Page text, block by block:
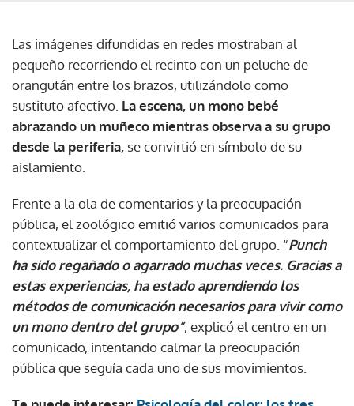
Las imágenes difundidas en redes mostraban al
pequeño recorriendo el recinto con un peluche de
orangután entre los brazos, utilizándolo como
sustituto afectivo. La escena, un mono bebé
abrazando un muñeco mientras observa a su grupo
desde la periferia, se convirtió en símbolo de su
aislamiento.
Frente a la ola de comentarios y la preocupación
pública, el zoológico emitió varios comunicados para
contextualizar el comportamiento del grupo. “Punch
ha sido regañado o agarrado muchas veces. Gracias a
estas experiencias, ha estado aprendiendo los
métodos de comunicación necesarios para vivir como
un mono dentro del grupo”, explicó el centro en un
comunicado, intentando calmar la preocupación
pública que seguía cada uno de sus movimientos.